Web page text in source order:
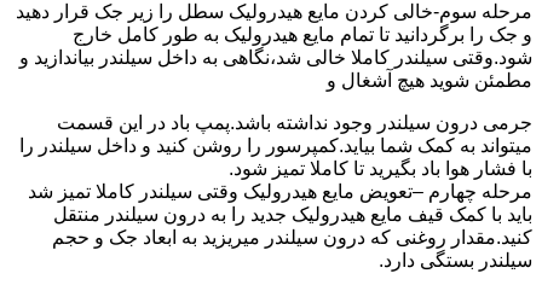
مرحله سوم-خالی کردن مایع هیدرولیک سطل را زیر جک قرار دهید
و جک را برگردانید تا تمام مایع هیدرولیک به طور کامل خارج
شود.وقتی سیلندر کاملا خالی شد،نگاهی به داخل سیلندر بیاندازید و
مطمئن شوید هیچ آشغال و
جرمی درون سیلندر وجود نداشته باشد.پمپ باد در این قسمت
میتواند به کمک شما بیاید.کمپرسور را روشن کنید و داخل سیلندر را
با فشار هوا باد بگیرید تا کاملا تمیز شود.
مرحله چهارم –تعویض مایع هیدرولیک وقتی سیلندر کاملا تمیز شد
باید با کمک قیف مایع هیدرولیک جدید را به درون سیلندر منتقل
کنید.مقدار روغنی که درون سیلندر میریزید به ابعاد جک و حجم
سیلندر بستگی دارد.